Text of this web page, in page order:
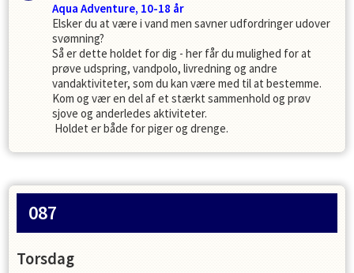
Aqua Adventure, 10-18 år
Elsker du at være i vand men savner udfordringer udover
svømning?
Så er dette holdet for dig - her får du mulighed for at
prøve udspring, vandpolo, livredning og andre
vandaktiviteter, som du kan være med til at bestemme.
Kom og vær en del af et stærkt sammenhold og prøv
sjove og anderledes aktiviteter.
Holdet er både for piger og drenge.
087
Torsdag